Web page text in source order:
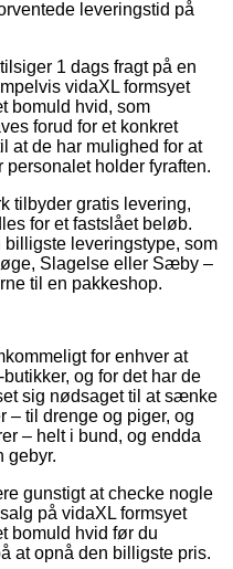
leveringstid på
1 dags fragt på en
vidaXL formsyet
bomuld hvid, som
forud for et konkret
at de har mulighed for at
personalet holder fyraften.
tilbyder gratis levering,
for et fastslået beløb.
leveringstype, som
Slagelse eller Sæby –
til en pakkeshop.
for enhver at
og for det har de
sig nødsaget til at sænke
– til drenge og piger, og
– helt i bund, og endda
gebyr.
gunstigt at checke nogle
på vidaXL formsyet
bomuld hvid før du
at opnå den billigste pris.